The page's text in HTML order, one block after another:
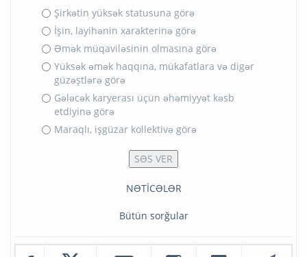
Şirkətin yüksək statusuna görə
İşin, layihənin xarakterinə görə
Əmək müqaviləsinin olmasına görə
Yüksək əmək haqqına, mükafatlara və digər
güzəştlərə görə
Gələcək karyerası üçün əhəmiyyət kəsb
etdiyinə görə
Maraqlı, işgüzar kollektivə görə
NƏTİCƏLƏR
Bütün sorğular